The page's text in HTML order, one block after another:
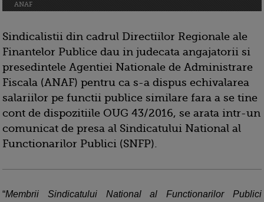
ANAF
Sindicalistii din cadrul Directiilor Regionale ale
Finantelor Publice dau in judecata angajatorii si
presedintele Agentiei Nationale de Administrare
Fiscala (ANAF) pentru ca s-a dispus echivalarea
salariilor pe functii publice similare fara a se tine
cont de dispozitiile OUG 43/2016, se arata intr-un
comunicat de presa al Sindicatului National al
Functionarilor Publici (SNFP).
“Membrii Sindicatului National al Functionarilor Publici